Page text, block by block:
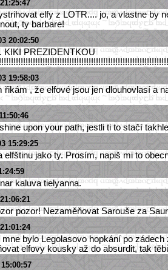
elfy z LOTR.... jo, a vlastne by
ty barbare!
20:02:50
KIKI PREZIDENTKOU
19:58:03
řikám , že elfové jsou jen dlouhovlasí a
upon your path, jestli ti to stačí
15:29:25
elfštinu jako ty. Prosím, napiš mi to
kaluva tielyanna.
pozor! Nezaměňovat Sarouše za
mne bylo Legolasovo hopkání po
elfovy kousky až do absurdit, tak